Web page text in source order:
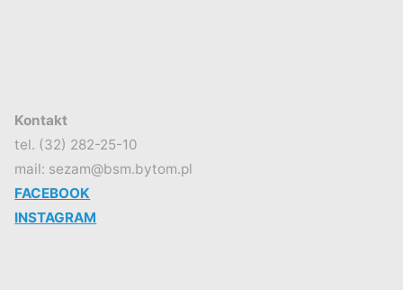
Kontakt
tel. (32) 282-25-10
mail: sezam@bsm.bytom.pl
FACEBOOK
INSTAGRAM